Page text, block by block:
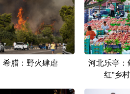
希腊：野火肆虐
河北乐亭：
红”乡